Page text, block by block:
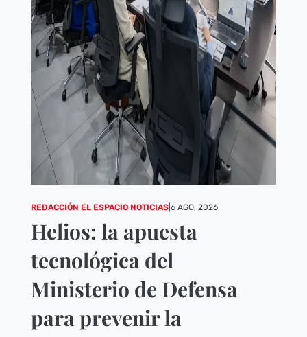
REDACCIÓN EL ESPACIO NOTICIAS| 6 AGO, 2026
Helios: la apuesta
tecnológica del
Ministerio de Defensa
para prevenir la